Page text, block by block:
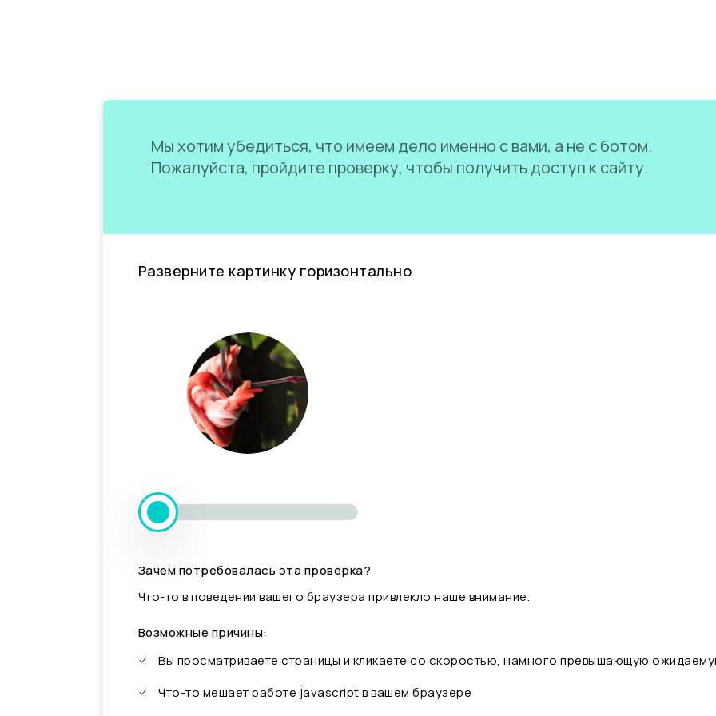
Мы хотим убедиться, что имеем дело именно с вами, а не с ботом.
Пожалуйста, пройдите проверку, чтобы получить доступ к сайту.
Разверните картинку горизонтально
Зачем потребовалась эта проверка?
Что-то в поведении вашего браузера привлекло наше внимание.
Возможные причины:
Вы просматриваете страницы и кликаете со скоростью, намного превышающую
Что-то мешает работе javascript в вашем браузере